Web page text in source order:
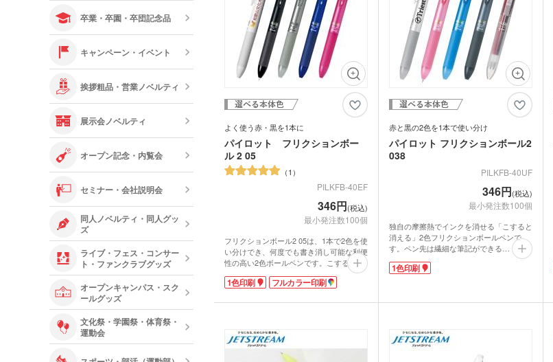
動画提供 : 三菱鉛筆公式チャンネル
よく使う赤・黒を1本に
パイロット フリクションボー
ル 2 05
1
PILKFB-40EF
346円(税込)
最小発注数100個
フリクションボール2 05は、1本で2色を使
い分けでき、何度でも書き消し可能な利便
性の高い2色ボールペンです。こすると消
えるフリクションシリーズは記念品に大変
人気が高いペンで、学校名・企業名を名入
す。もらって喜ばれること間違いなしで
安心の日本ブランド。海外でも定評があ
り、外国人のお土産や販促品としてもお役
1色印刷 フルカラー印刷
赤と黒の2色を1本で使い分け
パイロット フリクションボール2
038
PILKFB-40UF
346円(税込)
最小発注数100個
独自の摩擦熱でインクを消せる「こすると
消える」2色フリクションボールペンで
す。ペン先は繊細な筆記ができる
0.38mm。1本で赤と黒の2色を使い分けら
れるのでノートや書類の整理に最適。リフ
安心の日本ブランド、パイロット製だか
ても喜ばれる実用的な商品です。
動画提供 : パイロット公式 YouTubeチャン
1色印刷
卒業・卒園・卒団記念品
キャンペーン・イベント
挨拶粗品・営業ノベルティ
展示会ノベルティ
オープン記念・内覧会
セミナー・会社説明会
同人ノベルティ・同人グッ
ズ
ライブ・フェス・コンサー
ト・ファンクラブグッズ
オープンキャンパス・スク
ールグッズ
文化祭・学園祭・体育祭・
運動会